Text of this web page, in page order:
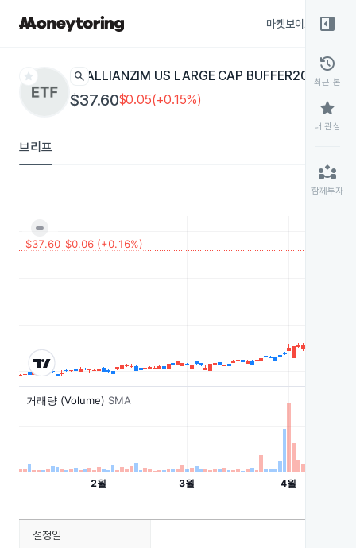
마켓보이스
star search ALLIANZIM US LARGE CAP BUFFER20 - APR
$37.60$0.05(+0.15%)
브리프
right_panel_open
history
최근 본
star
내 관심
partner_exchange
함께투자